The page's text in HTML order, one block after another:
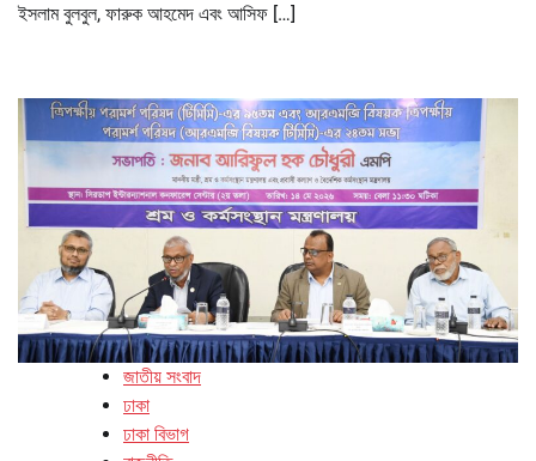
ইসলাম বুলবুল, ফারুক আহমেদ এবং আসিফ […]
জাতীয় সংবাদ
ঢাকা
ঢাকা বিভাগ